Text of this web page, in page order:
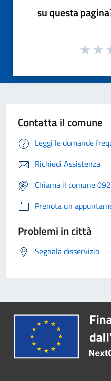
su questa
Contatta il comune
Leggi le domande
Richiedi Assistenza
Chiama il comune
Prenota un
Problemi in città
Segnala disservizio